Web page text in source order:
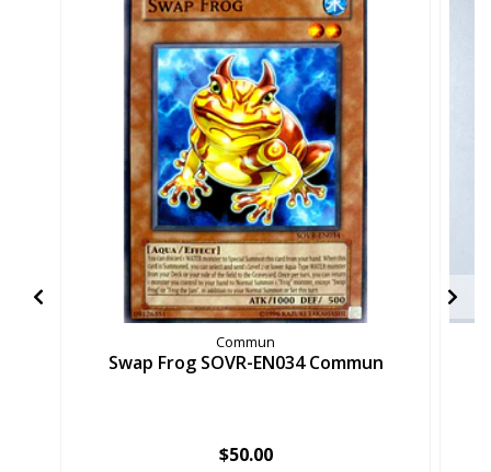
Commun
Swap Frog SOVR-EN034 Commun
$50.00